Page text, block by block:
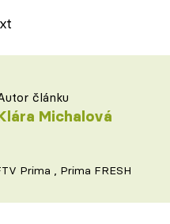
Svatek
článku
Michalová
Prima , Prima FRESH